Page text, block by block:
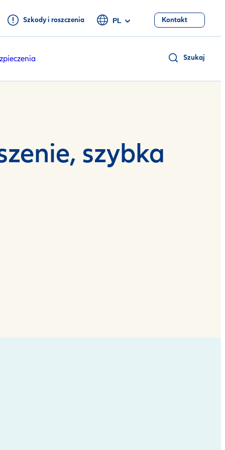
Szkody i roszczenia PL Kontakt
Szukaj
szybka